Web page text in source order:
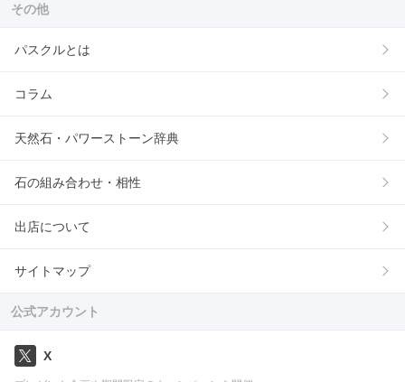
その他
パスクルとは
コラム
天然石・パワーストーン辞典
石の組み合わせ・相性
出店について
サイトマップ
公式アカウント
X